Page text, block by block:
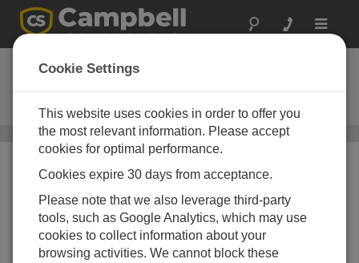
Toggle
18663
ヌルモデム ケーブル、9 ピン(オ
ス) から 9 ピン(オス)
シリアル通信 / 18663
Cookie Settings
This website uses cookies in order to offer you
the most relevant information. Please accept
cookies for optimal performance.
Cookies expire 30 days from acceptance.
Please note that we also leverage third-party
tools, such as Google Analytics, which may use
cookies to collect information about your
browsing activities. We cannot block these